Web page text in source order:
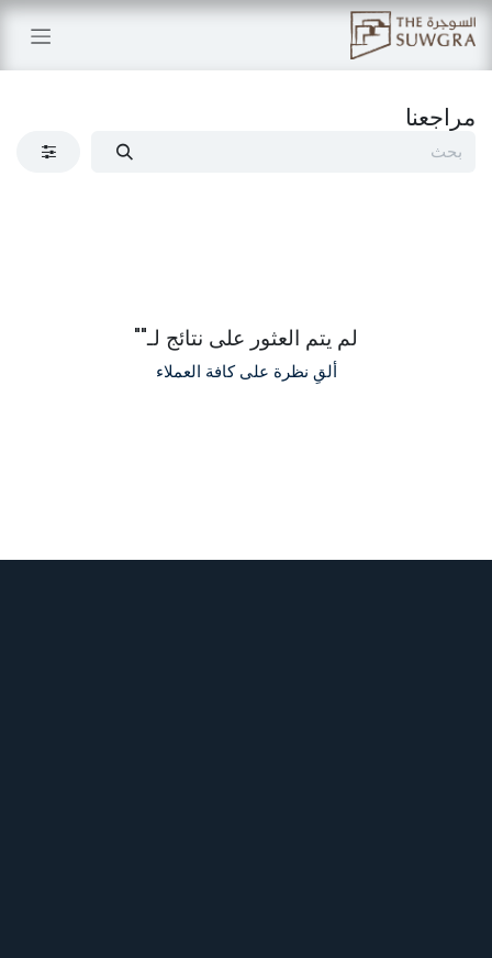
تخطي للذهاب إلى المحتوى
مراجعنا
لم يتم العثور على نتائج لـ""
ألقِ نظرة على كافة العملاء